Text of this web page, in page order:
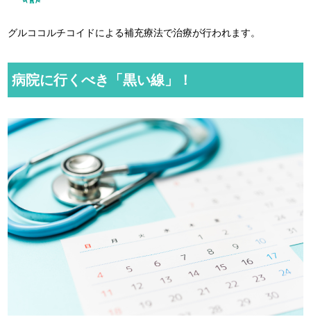
グルココルチコイドによる補充療法で治療が行われます。
病院に行くべき「黒い線」！